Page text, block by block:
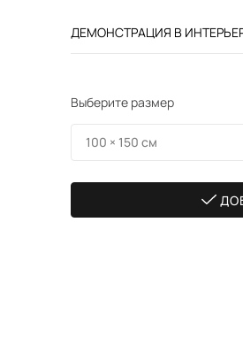
ДЕМОНСТРАЦИЯ В
Выберите размер
100 × 150 см